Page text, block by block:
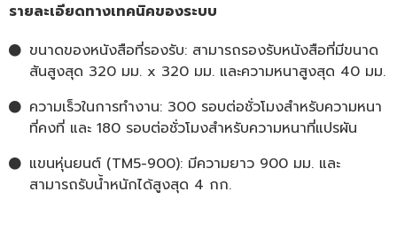
รายละเอียดทางเทคนิคของระบบ
ขนาดของหนังสือที่รองรับ: สามารถรองรับหนังสือที่มีขนาด
สันสูงสุด 320 มม. x 320 มม. และความหนาสูงสุด 40 มม.
ความเร็วในการทำงาน: 300 รอบต่อชั่วโมงสำหรับความหนา
ที่คงที่ และ 180 รอบต่อชั่วโมงสำหรับความหนาที่แปรผัน
แขนหุ่นยนต์ (TM5-900): มีความยาว 900 มม. และ
สามารถรับน้ำหนักได้สูงสุด 4 กก.